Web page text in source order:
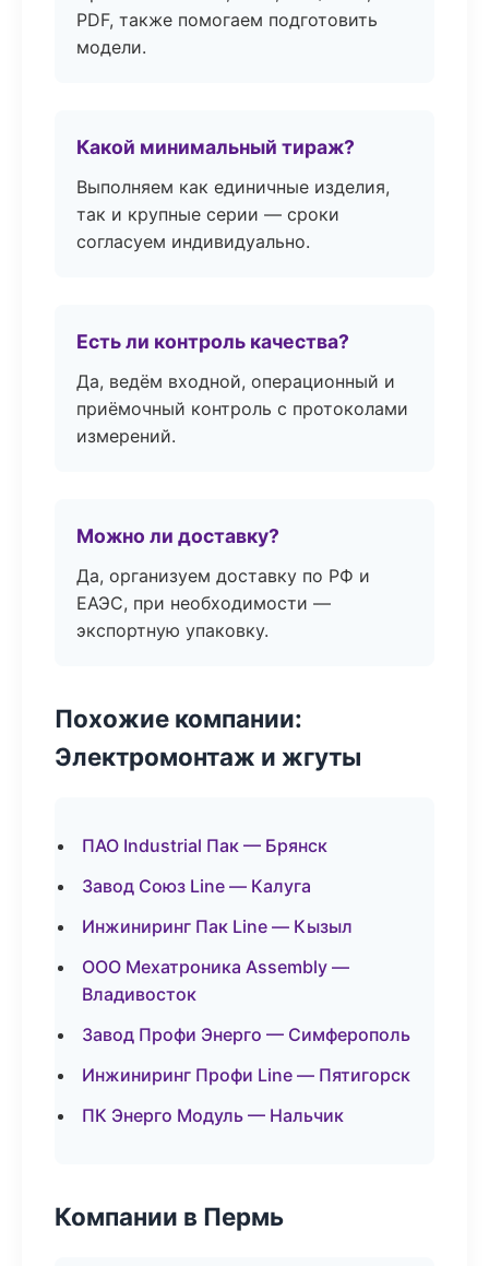
PDF, также помогаем подготовить
модели.
Какой минимальный тираж?
Выполняем как единичные изделия,
так и крупные серии — сроки
согласуем индивидуально.
Есть ли контроль качества?
Да, ведём входной, операционный и
приёмочный контроль с протоколами
измерений.
Можно ли доставку?
Да, организуем доставку по РФ и
ЕАЭС, при необходимости —
экспортную упаковку.
Похожие компании:
Электромонтаж и жгуты
ПАО Industrial Пак — Брянск
Завод Союз Line — Калуга
Инжиниринг Пак Line — Кызыл
ООО Мехатроника Assembly —
Владивосток
Завод Профи Энерго — Симферополь
Инжиниринг Профи Line — Пятигорск
ПК Энерго Модуль — Нальчик
Компании в Пермь